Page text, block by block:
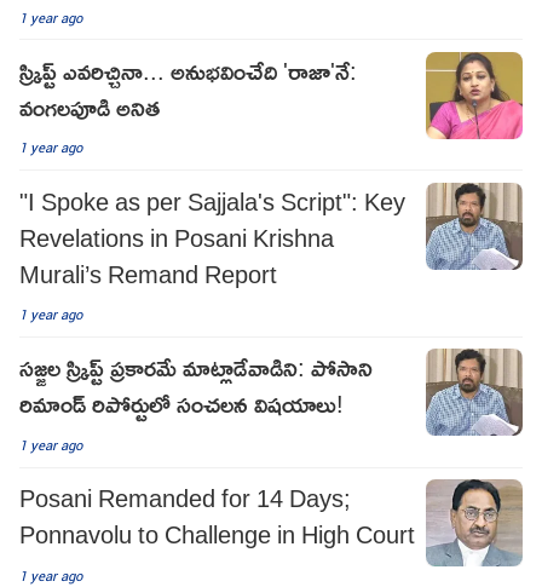
1 year ago
స్క్రిప్ట్ ఎవరిచ్చినా... అనుభవించేది 'రాజా'నే:
వంగలపూడి అనిత
1 year ago
"I Spoke as per Sajjala's Script": Key
Revelations in Posani Krishna
Murali’s Remand Report
1 year ago
సజ్జల స్క్రిప్ట్ ప్రకారమే మాట్లాడేవాడిని: పోసాని
రిమాండ్ రిపోర్టులో సంచలన విషయాలు!
1 year ago
Posani Remanded for 14 Days;
Ponnavolu to Challenge in High Court
1 year ago